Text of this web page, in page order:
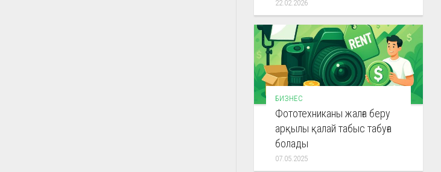
22.02.2026
БИЗНЕС
Фототехниканы жалға беру
арқылы қалай табыс табуға
болады
07.05.2025